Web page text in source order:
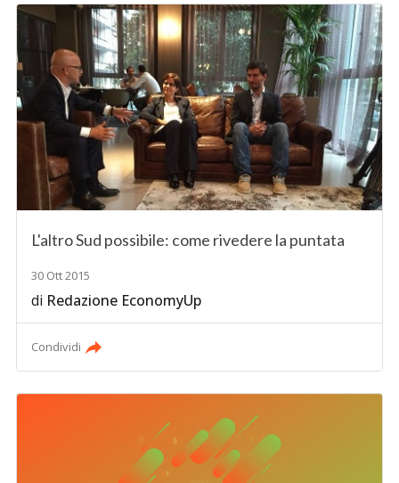
L'altro Sud possibile: come rivedere la puntata
30 Ott 2015
di Redazione EconomyUp
Condividi